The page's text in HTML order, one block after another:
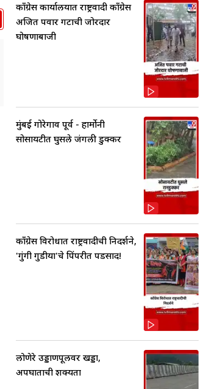
काँग्रेस कार्यालयात राष्ट्रवादी काँग्रेस
अजित पवार गटाची जोरदार
घोषणाबाजी
मुंबई गोरेगाव पूर्व - हार्मोनी
सोसायटीत घुसले जंगली डुक्कर
काँग्रेस विरोधात राष्ट्रवादीची निदर्शने,
'गुंगी गुडीया'चे पिंपरीत पडसाद!
लोणेरे उड्डाणपूलवर खड्डा,
अपघाताची शक्यता